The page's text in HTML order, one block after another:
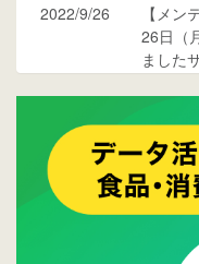
2022/9/26
【メン
26日（
ました
ご覧く
2015/10/19
ウレコ
プ。詳
2015/09/28
ウレコ
しまし